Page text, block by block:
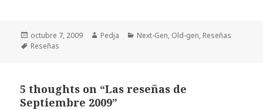
Publicado
el
octubre 7, 2009 Autor
Pedja Categorías
Next-Gen, Old-gen, Reseñas
Etiquetas
Reseñas
5 thoughts on “Las reseñas de
Septiembre 2009”